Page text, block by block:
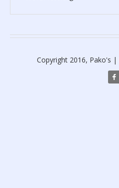
Copyright 2016, Pako's |